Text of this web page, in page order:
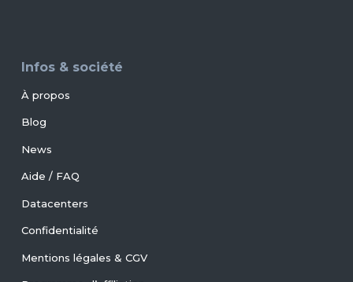
Infos & société
À propos
Blog
News
Aide / FAQ
Datacenters
Confidentialité
Mentions légales & CGV